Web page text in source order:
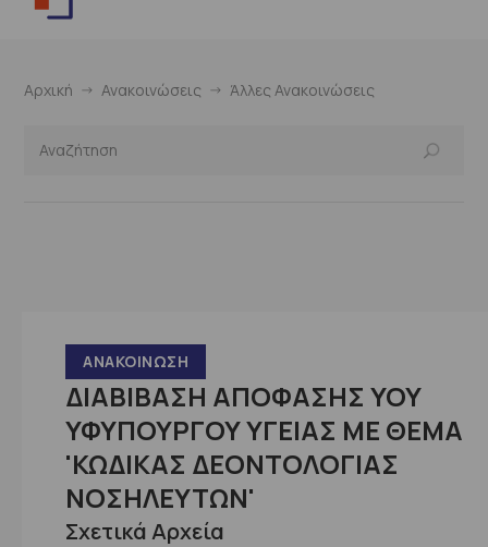
Αρχική Ανακοινώσεις Άλλες Ανακοινώσεις
ΑΝΑΚΟΊΝΩΣΗ
ΔΙΑΒΙΒΑΣΗ ΑΠΟΦΑΣΗΣ ΥΟΥ
ΥΦΥΠΟΥΡΓΟΥ ΥΓΕΙΑΣ ΜΕ ΘΕΜΑ
'ΚΩΔΙΚΑΣ ΔEΟΝΤΟΛΟΓΙΑΣ
ΝΟΣΗΛΕΥΤΩΝ'
Σχετικά Αρχεία